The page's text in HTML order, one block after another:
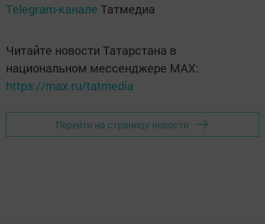
Telegram-канале Татмедиа
Читайте новости Татарстана в
национальном мессенджере MАХ:
https://max.ru/tatmedia
Перейти на страницу новости